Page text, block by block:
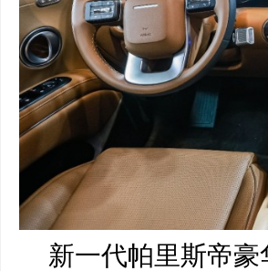
新一代帕里斯帝